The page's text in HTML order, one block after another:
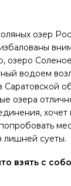
озер
озеро
водоем
озера
хочет
лишней суеты.
взять с